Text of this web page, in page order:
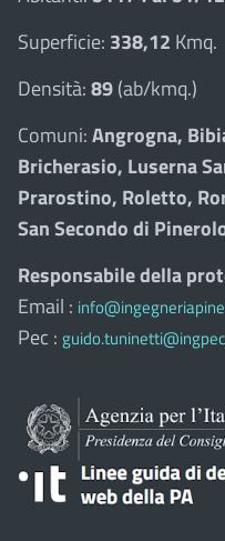
Superficie: 338,12 Kmq.
Densità:89(ab/kmq.)
Comuni:Angrogna,
Bricherasio, Luserna
Prarostino, Roletto,
San Secondo di
Responsabile della
Email :
Pec :